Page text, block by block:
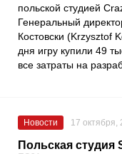
польской студией
Генеральный
Костовски (Krzysztof
дня игру купили 49
все затраты на
Новости 17 октября,
Польская студия